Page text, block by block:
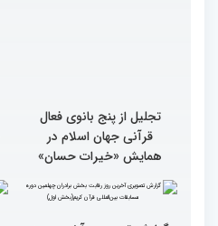
تجلیل از پنج بانوی فعال
قرآنی جهان اسلام در
همایش «خیرات حسان»